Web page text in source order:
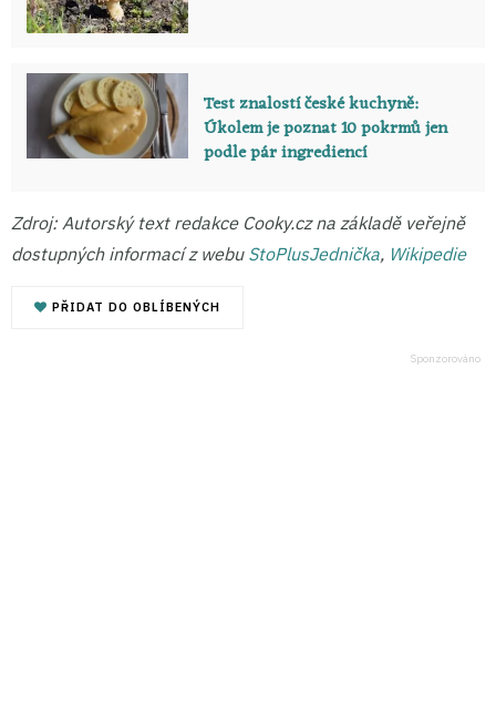
Test znalostí české kuchyně:
Úkolem je poznat 10 pokrmů jen
podle pár ingrediencí
Zdroj: Autorský text redakce Cooky.cz na základě veřejně
dostupných informací z webu StoPlusJednička, Wikipedie
PŘIDAT DO OBLÍBENÝCH